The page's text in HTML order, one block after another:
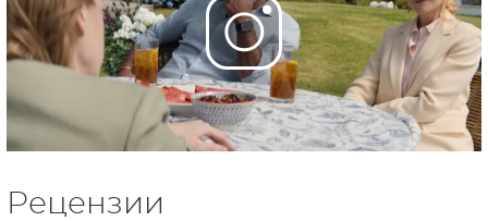
Рецензии